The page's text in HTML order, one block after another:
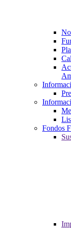
Fondos